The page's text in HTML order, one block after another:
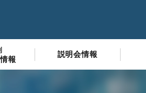
報
説明会情報